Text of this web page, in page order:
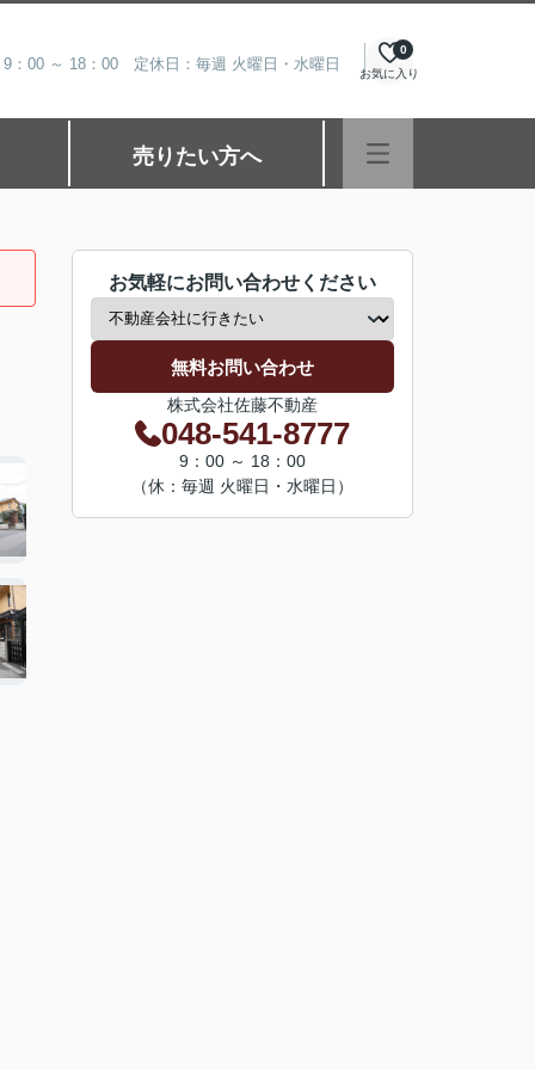
9：00 ～ 18：00 定休日：毎週 火曜日・水曜日 お気に入り
0
売りたい方へ
お気軽にお問い合わせください
無料お問い合わせ
株式会社佐藤不動産
048-541-8777
9：00 ～ 18：00
（休：毎週 火曜日・水曜日）